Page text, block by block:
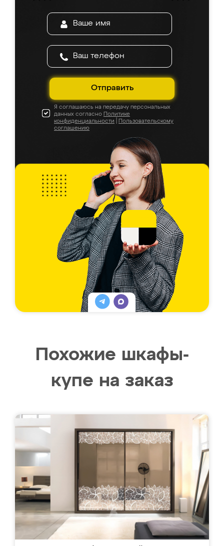
Отправить
Я соглашаюсь на передачу персональных
данных согласно Политике
конфиденциальности
Пользовательскому
соглашению
Похожие шкафы-
купе на заказ